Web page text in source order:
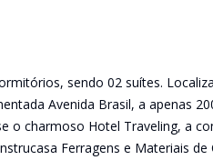
sendo 02 suítes.
Avenida Brasil, a apenas
o charmoso Hotel Traveling, a
Ferragens e Materiais de